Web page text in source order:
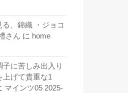
、錦織 ・ジョコ
さん に home
に苦しみ出入り
げて貴重な1
マインツ05 2025-